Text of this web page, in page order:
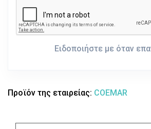
Ειδοποιήστε με όταν
Προϊόν της εταιρείας: COEMAR